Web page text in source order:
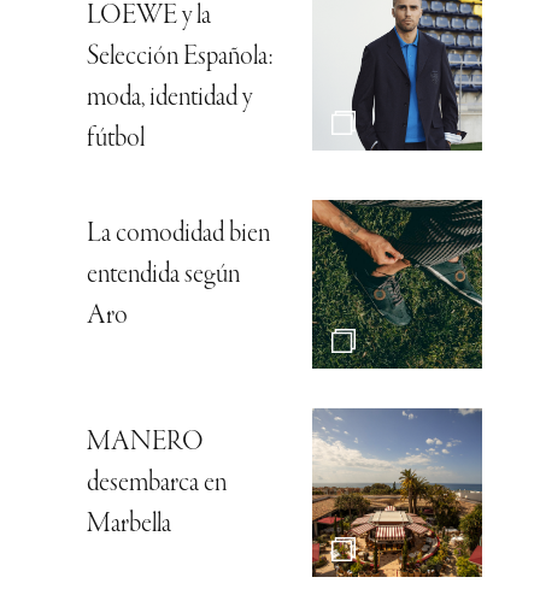
LOEWE y la
Selección Española:
moda, identidad y
fútbol
La comodidad bien
entendida según
Aro
MANERO
desembarca en
Marbella